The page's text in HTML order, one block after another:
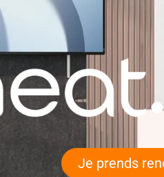
Je prends